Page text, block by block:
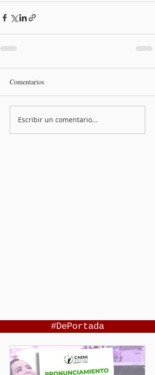
Comentarios
Escribir un comentario...
#DePortada